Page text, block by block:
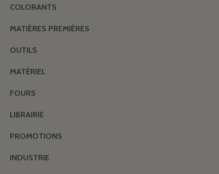
COLORANTS
MATIÈRES PREMIÈRES
OUTILS
MATÉRIEL
FOURS
LIBRAIRIE
PROMOTIONS
INDUSTRIE